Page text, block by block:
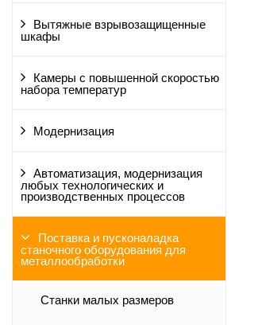
Вытяжные взрывозащищенные
шкафы
Камеры с повышенной скоростью
набора температур
Модернизация
Автоматизация, модернизация
любых технологических и
производственных процессов
Поставка и пусконаладка
станочного оборудования для
металлообработки
Станки малых размеров